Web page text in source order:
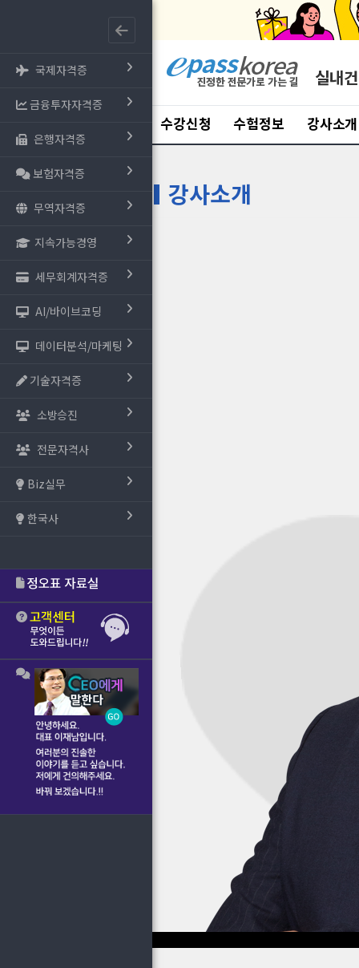
국제자격증
금융투자자격증
은행자격증
보험자격증
무역자격증
지속가능경영
세무회계자격증
AI/바이브코딩
데이터분석/마케팅
기술자격증
소방승진
전문자격사
Biz실무
한국사
실내
수강신청 수험정보 강사소개
강사소개